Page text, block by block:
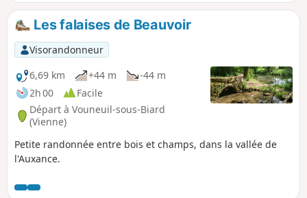
Les falaises de Beauvoir
Visorandonneur
6,69 km
+44 m
-44 m
2h 00
Facile
Départ à Vouneuil-sous-Biard
(Vienne)
Petite randonnée entre bois et champs, dans la vallée de
l'Auxance.